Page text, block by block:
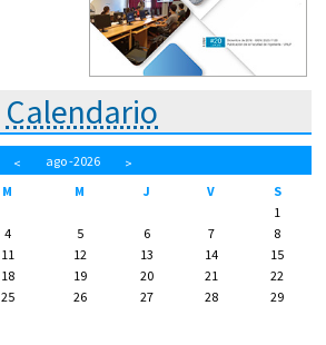
Calendario
< ago-2026
>
M M J V
S
1
4 5 6 7
8
11 12 13 14
15
18 19 20 21
22
25 26 27 28
29